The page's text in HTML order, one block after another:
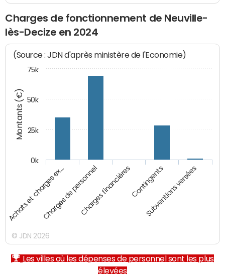
Charges de fonctionnement de Neuville-
lès-Decize en 2024
Montants (€)
(Source : JDN d'après ministère de l'Economie)
Achats et charges ex…Charges de personnelCharges financièresContingents
Subventions versées
0k
25k
50k
75k
© JDN 2026
Les villes où les dépenses de personnel sont les plus
élevées